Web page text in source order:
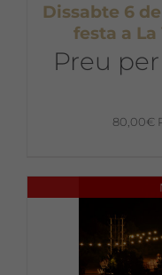
Dissabte 6
festa a
Preu
80,00€